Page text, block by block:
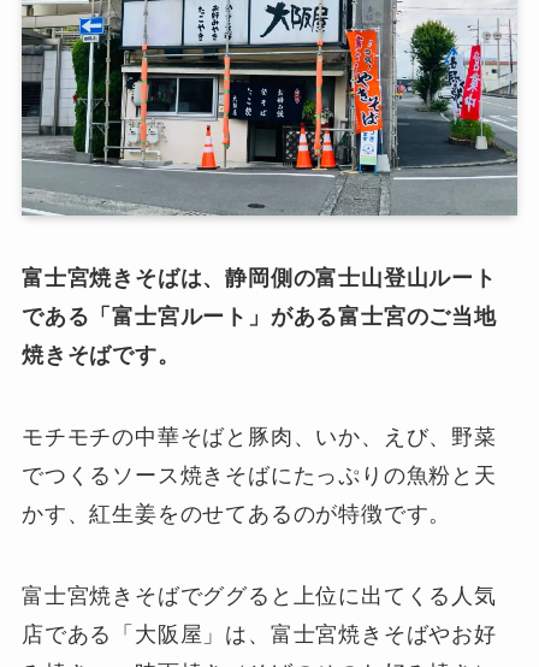
富士宮焼きそばは、静岡側の富士山登山ルート
である「富士宮ルート」がある富士宮のご当地
焼きそばです。
モチモチの中華そばと豚肉、いか、えび、野菜
でつくるソース焼きそばにたっぷりの魚粉と天
かす、紅生姜をのせてあるのが特徴です。
富士宮焼きそばでググると上位に出てくる人気
店である「大阪屋」は、富士宮焼きそばやお好